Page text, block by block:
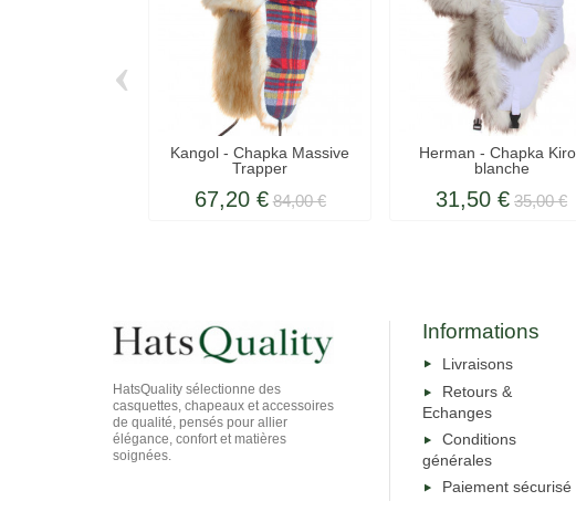
Kangol - Chapka Massive
Trapper
67,20 € 84,00 €
Herman - Chapka
blanche
31,50 € 35,00 €
‹
HatsQuality sélectionne des
casquettes, chapeaux et accessoires
de qualité, pensés pour allier
élégance, confort et matières
soignées.
Informations
Livraisons
Retours &
Echanges
Conditions
générales
Paiement sécurisé